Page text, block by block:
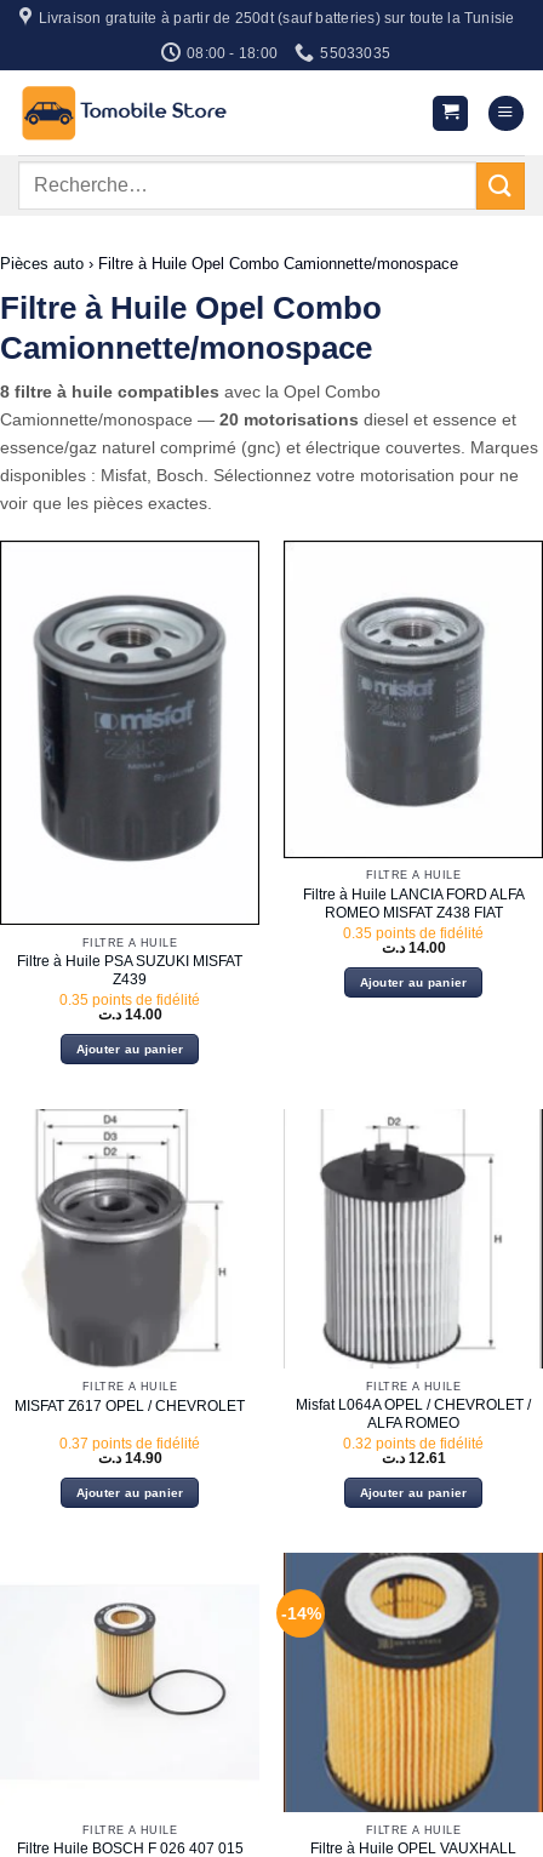
Passer
contenu
Livraison gratuite à partir de 250dt (sauf batteries) sur toute la Tunisie
08:00 - 18:00 55033035
Recherche
Pièces auto › Filtre à Huile Opel Combo Camionnette/monospace
Filtre à Huile Opel Combo
Camionnette/monospace
8 filtre à huile compatibles avec la Opel Combo
Camionnette/monospace — 20 motorisations diesel et essence et
essence/gaz naturel comprimé (gnc) et électrique couvertes. Marques
disponibles : Misfat, Bosch. Sélectionnez votre motorisation pour ne
voir que les pièces exactes.
FILTRE À HUILE
Filtre à Huile PSA SUZUKI MISFAT
Z439
0.35 points de fidélité
14.00 د.ت
Ajouter au panier
FILTRE À HUILE
Filtre à Huile LANCIA FORD ALFA
ROMEO MISFAT Z438 FIAT
0.35 points de fidélité
14.00 د.ت
Ajouter au panier
FILTRE À HUILE
MISFAT Z617 OPEL / CHEVROLET
0.37 points de fidélité
14.90 د.ت
Ajouter au panier
FILTRE À HUILE
Misfat L064A OPEL / CHEVROLET /
ALFA ROMEO
0.32 points de fidélité
12.61 د.ت
Ajouter au panier
FILTRE À HUILE
Filtre Huile BOSCH F 026 407 015
-14%
FILTRE À HUILE
Filtre à Huile OPEL VAUXHALL